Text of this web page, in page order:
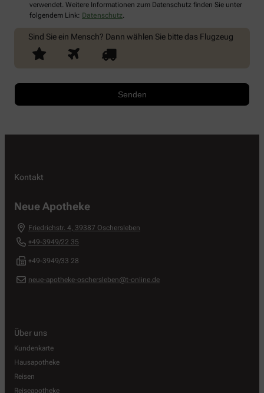
verwendet. Weitere Informationen zum Datenschutz finden Sie unter
folgendem Link: Datenschutz.
Sind Sie ein Mensch? Dann wählen Sie bittedas Flugzeug
Kontakt
Neue Apotheke
Friedrichstr. 4, 39387 Oschersleben
+49-3949/22 35
+49-3949/33 28
neue-apotheke-oschersleben@t-online.de
Über uns
Kundenkarte
Hausapotheke
Reisen
Reiseapotheke